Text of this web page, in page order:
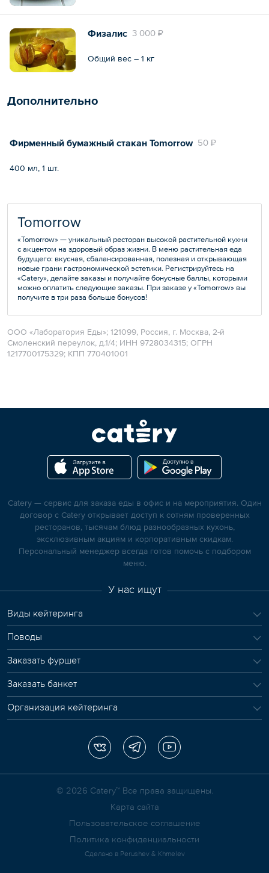
3 000 ₽
Физалис
Общий вес – 1 кг
Дополнительно
50 ₽
Фирменный бумажный стакан Tomorrow
400 мл, 1 шт.
Tomorrow
«Tomorrow» — уникальный ресторан высокой растительной кухни
с акцентом на здоровый образ жизни. В меню растительная еда
будущего: вкусная, сбалансированная, полезная и открывающая
новые грани гастрономической эстетики. Регистрируйтесь на
«Catery», делайте заказы и получайте бонусные баллы, которыми
можно оплатить следующие заказы. При заказе у «Tomorrow» вы
получите в три раза больше бонусов!
ООО «Лаборатория Еды»; 121099, Россия, г. Москва, 2-й
Смоленский переулок, д.1/4; ИНН 9728034315; ОГРН
1217700175329; КПП 770401001
Catery — сервис для заказа еды в офис и на мероприятия. Один
договор с Catery открывает доступ к сотням проверенных
ресторанов, тысячам блюд разнообразных кухонь,
эксклюзивным акциям и корпоративным скидкам.
Персональный менеджер всегда готов помочь с подбором
меню.
У нас ищут
Виды кейтеринга
Поводы
Заказать фуршет
Заказать банкет
Организация кейтеринга
© 2026 Сatery™ Все права защищены.
Карта сайта
Пользовательское соглашение
Политика конфиденциальности
Сделано в Perushev & Khmelev